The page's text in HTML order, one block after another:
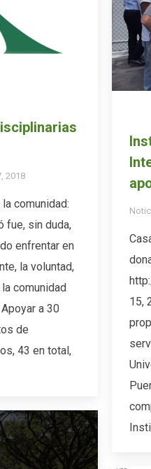
2018
comunidad:
fue, sin duda,
enfrentar en
la voluntad,
comunidad
a 30
de
43 en total,
15,